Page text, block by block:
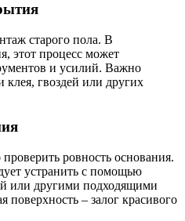
старого пола. В
этот процесс может
и усилий. Важно
клея, гвоздей или других
ровность основания.
устранить с помощью
или другими подходящими
поверхность – залог красивого